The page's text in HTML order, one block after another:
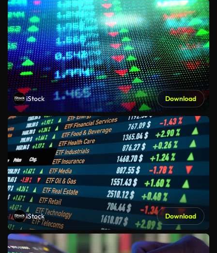
iStock Download
iStock Download